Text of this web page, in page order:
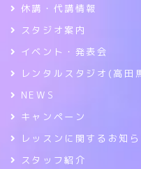
休講・代講情報
スタジオ案内
イベント・発表会
レンタルスタジオ(高田
NEWS
キャンペーン
レッスンに関するお知ら
スタッフ紹介